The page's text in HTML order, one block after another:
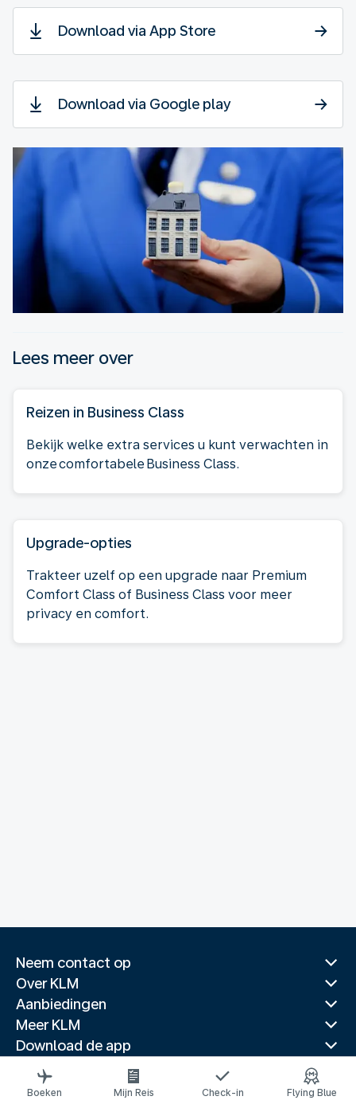
Download via App Store
Download via Google play
Lees meer over
Reizen in Business Class
Bekijk welke extra services u kunt verwachten in
onze comfortabele Business Class.
Upgrade-opties
Trakteer uzelf op een upgrade naar Premium
Comfort Class of Business Class voor meer
privacy en comfort.
Neem contact op
Over KLM
Aanbiedingen
Meer KLM
Download de app
Gerelateerde websites
Reisgidsen
Boeken Mijn Reis Check-in Flying Blue